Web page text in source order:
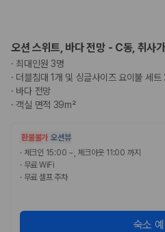
오션 스위트, 바다 전망 - C동, 취사
· 최대인원 3명
· 더블침대 1개 및 싱글사이즈 요이불 세트
· 바다 전망
·객실 면적 39m²
환불불가 오션뷰
· 체크인 15:00 ~, 체크아웃 11:00 까지
· 무료 WiFi
· 무료 셀프 주차
숙소